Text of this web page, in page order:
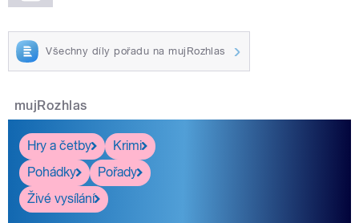
Všechny díly pořadu na mujRozhlas
mujRozhlas
Hry a četby
Krimi
Pohádky
Pořady
Živé vysílání